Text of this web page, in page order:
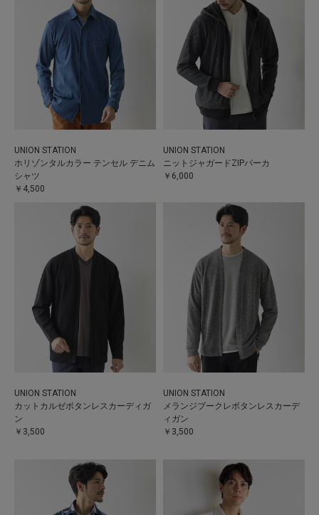
UNION STATION
ホリゾンタルカラー テンセル デニム
シャツ
￥4,500
UNION STATION
ニットジャガードZIPパーカ
￥6,000
UNION STATION
カットカルゼボタンレスカーディガ
ン
￥3,500
UNION STATION
メランジブークレボタンレスカーデ
ィガン
￥3,500